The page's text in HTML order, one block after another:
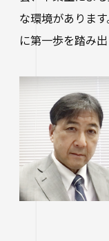
な環境がありま
に第一歩を踏み出